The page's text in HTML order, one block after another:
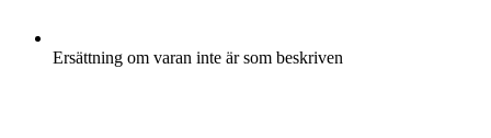
Ersättning om varan inte är som beskriven